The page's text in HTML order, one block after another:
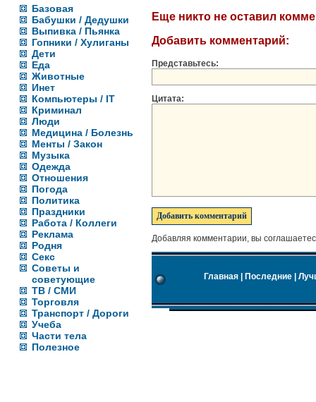
Базовая
Бабушки / Дедушки
Выпивка / Пьянка
Гопники / Хулиганы
Дети
Еда
Животные
Инет
Компьютеры / IT
Криминал
Люди
Медицина / Болезнь
Менты / Закон
Музыка
Одежда
Отношения
Погода
Политика
Праздники
Работа / Коллеги
Реклама
Родня
Секс
Советы и
советующие
ТВ / СМИ
Торговля
Транспорт / Дороги
Учеба
Части тела
Полезное
Еще никто не оставил
Добавить комментарий:
Представьтесь:
Цитата:
Добавляя комментарии, вы
Главная Последние